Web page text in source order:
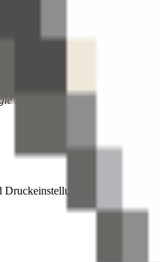
für Kleinteile.
Noto Emoji
aufzurufen.